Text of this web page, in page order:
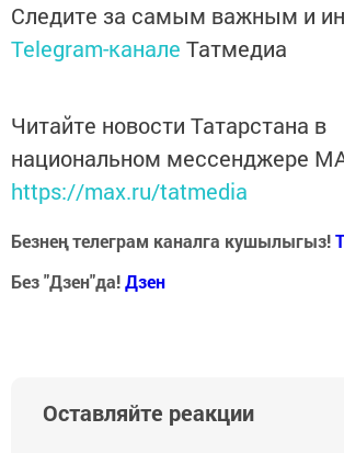
Следите за самым важным и
Telegram-канале Татмедиа
Читайте новости Татарстана в
национальном мессенджере
https://max.ru/tatmedia
Безнең телеграм каналга кушылыгыз!
Без "Дзен"да!Дзен
Оставляйте реакции